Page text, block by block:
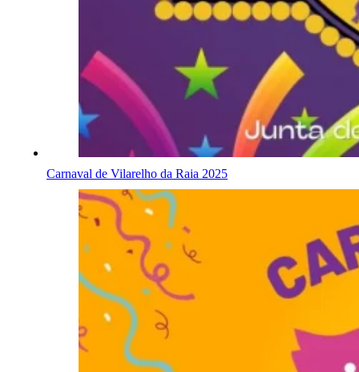
Carnaval de Vilarelho da Raia 2025